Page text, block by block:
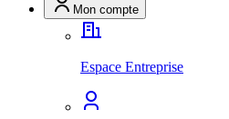
Mon compte
Espace Entreprise